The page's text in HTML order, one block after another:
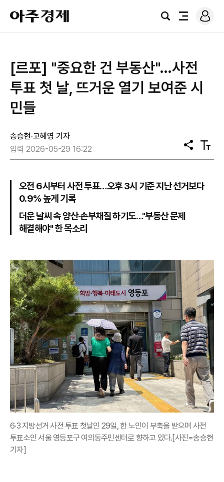
아
주
경
검
전
로
그
[르포] "중요한 건 부동산"…사전
투표 첫 날, 뜨거운 열기 보여준 시
민들
송승현·고혜영 기자
입력 2026-05-29 16:22
공
유
텍
스
오전 6시부터 사전 투표…오후 3시 기준 지난 선거보다
0.9% 높게 기록
더운 날씨 속 양산·손부채질 하기도…"부동산 문제
해결해야" 한 목소리
6·3 지방선거 사전 투표 첫날인 29일, 한 노인이 부축을 받으며 사전
투표소인 서울 영등포구 여의동주민센터로 향하고 있다.[사진=송승현
기자]